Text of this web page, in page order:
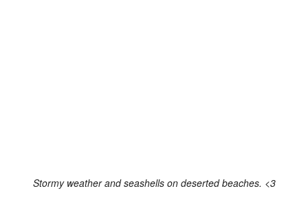
Stormy weather and seashells on deserted beaches. <3